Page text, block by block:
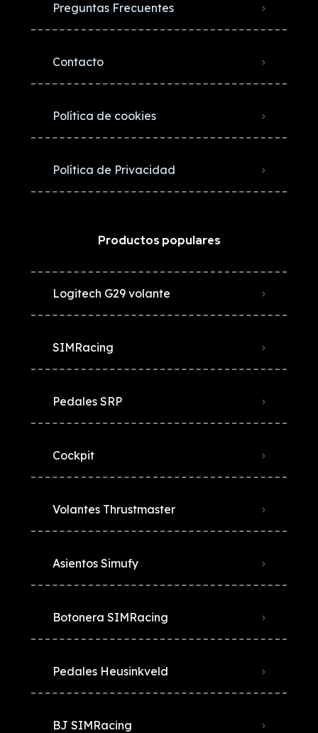
Preguntas Frecuentes
Contacto
Política de cookies
Política de Privacidad
Productos populares
Logitech G29 volante
SIMRacing
Pedales SRP
Cockpit
Volantes Thrustmaster
Asientos Simufy
Botonera SIMRacing
Pedales Heusinkveld
BJ SIMRacing